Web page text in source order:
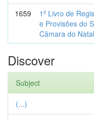
1659
1º Livro de
e Provisões do
Câmara do
Discover
Subject
(...)